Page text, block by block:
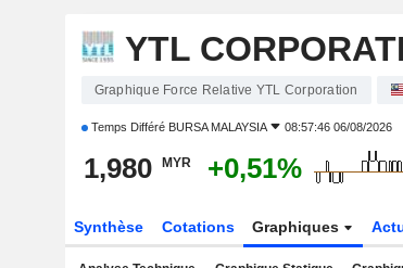
YTL
Graphique Force Relative YTL Corporation
Temps Différé BURSA MALAYSIA 08:57:46 06/08/2026
1,980 MYR +0,51%
Synthèse Cotations Graphiques